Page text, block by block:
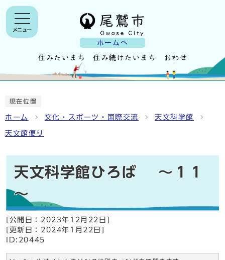
ホームへ
メニュー
現在位置
ホーム 文化・スポーツ・国際交流 天文科学館
天文館便り
天文科学館ひろば ～１１
～
[公開日： 2023年12月22日
[更新日： 2024年1月22日
ID:20445